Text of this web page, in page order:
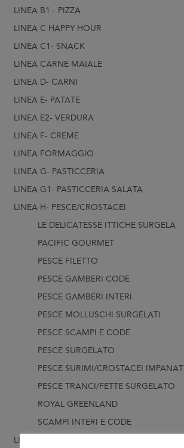
LINEA B1 - PIZZA
LINEA C HAPPY HOUR
LINEA C1- SNACK
LINEA CARNE MAIALE
LINEA D- CARNI
LINEA E- PATATE
LINEA E2- VERDURA
LINEA F- CREME
LINEA FORMAGGIO
LINEA G- PASTICCERIA
LINEA G1- PASTICCERIA SALATA
LINEA H- PESCE/CROSTACEI
LE DELICATESSE ITTICHE SURGELA
PACIFIC GOURMET
PESCE FILETTO
PESCE GAMBERI CODE
PESCE GAMBERI INTERI
PESCE MOLLUSCHI SURGELATI
PESCE SCAMPI E CODE
PESCE SURGELATO
PESCE SURIMI/CROSTACEI IMPANAT
PESCE TRANCI/FETTE SURGELATO
ROYAL GREENLAND
SCAMPI INTERI E CODE
LINEA U - ATTREZZATURA